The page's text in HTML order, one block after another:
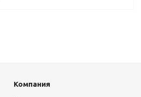
Компания